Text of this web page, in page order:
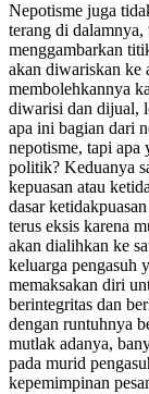
Nepotisme juga
terang di
menggambarkan
akan diwariskan ke
membolehkannya
diwarisi dan dijual,
apa ini bagian dari
nepotisme, tapi apa
politik? Keduanya
kepuasan atau
dasar
terus eksis karena
akan dialihkan ke
keluarga pengasuh
memaksakan diri
berintegritas dan
dengan runtuhnya
mutlak adanya,
pada murid
kepemimpinan